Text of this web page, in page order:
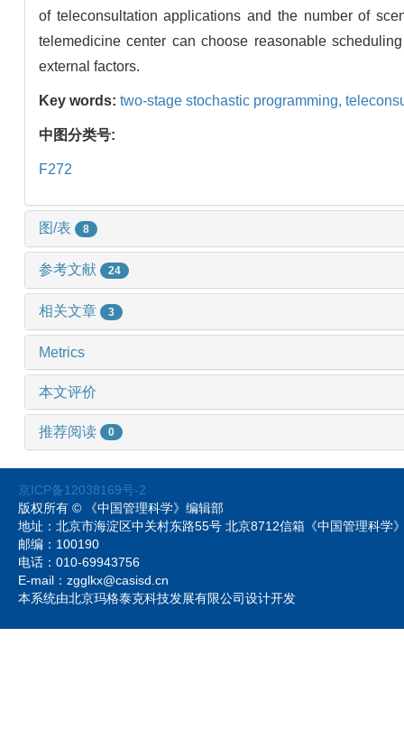
of teleconsultation applications and the number of
telemedicine center can choose reasonable
external factors.
Key words: two-stage stochastic programming,
中图分类号:
F272
图/表 8
参考文献 24
相关文章 3
Metrics
本文评价
推荐阅读 0
京ICP备12038169号-2
版权所有 © 《中国管理科学》编辑部
地址：北京市海淀区中关村东路55号 北京8712信箱《中国管理科
邮编：100190
电话：010-69943756
E-mail：zgglkx@casisd.cn
本系统由北京玛格泰克科技发展有限公司设计开发